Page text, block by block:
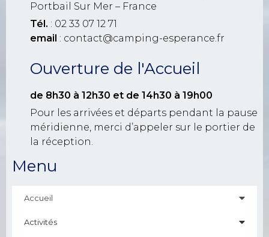
Portbail Sur Mer – France
Tél. : 02 33 07 12 71
email : contact@camping-esperance.fr
Ouverture de l'Accueil
de 8h30 à 12h30 et de 14h30 à 19h00
Pour les arrivées et départs pendant la pause
méridienne, merci d’appeler sur le portier de
la réception.
Menu
Accueil
Activités